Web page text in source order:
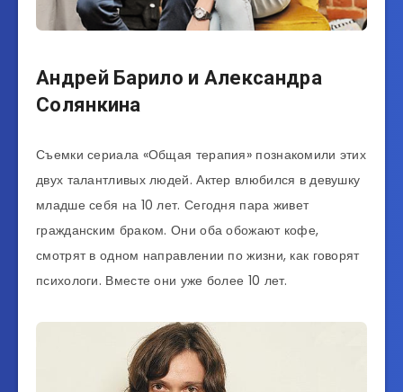
Андрей Барило и Александра
Солянкина
Съемки сериала «Общая терапия» познакомили этих
двух талантливых людей. Актер влюбился в девушку
младше себя на 10 лет. Сегодня пара живет
гражданским браком. Они оба обожают кофе,
смотрят в одном направлении по жизни, как говорят
психологи. Вместе они уже более 10 лет.